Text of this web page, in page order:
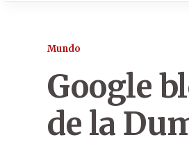
Mundo
Google
de la